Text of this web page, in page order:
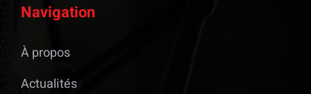
Navigation
À propos
Actualités